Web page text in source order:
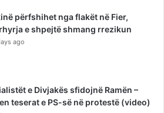
përfshihet nga flakët në Fier,